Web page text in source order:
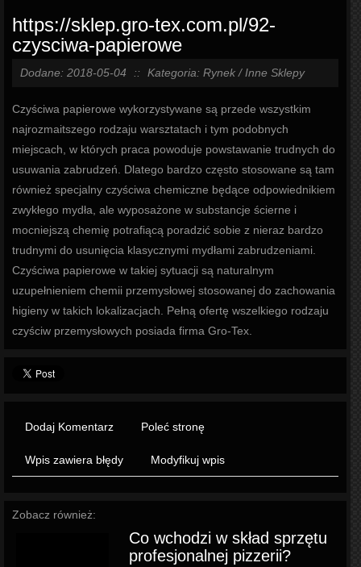
https://sklep.gro-tex.com.pl/92-
czysciwa-papierowe
Dodane: 2018-05-04 :: Kategoria: Rynek / Inne Sklepy
Czyściwa papierowe wykorzystywane są przede wszystkim
najrozmaitszego rodzaju warsztatach i tym podobnych
miejscach, w których praca powoduje powstawanie trudnych do
usuwania zabrudzeń. Dlatego bardzo często stosowane są tam
również specjalny czyściwa chemiczne będące odpowiednikiem
zwykłego mydła, ale wyposażone w substancje ścierne i
mocniejszą chemię potrafiącą poradzić sobie z nieraz bardzo
trudnymi do usunięcia klasycznymi mydłami zabrudzeniami.
Czyściwa papierowe w takiej sytuacji są naturalnym
uzupełnieniem chemii przemysłowej stosowanej do zachowania
higieny w takich lokalizacjach. Pełną ofertę wszelkiego rodzaju
czyściw przemysłowych posiada firma Gro-Tex.
Dodaj Komentarz Poleć stronę
Wpis zawiera błędy Modyfikuj wpis
Zobacz również:
Co wchodzi w skład sprzętu
profesjonalnej pizzerii?